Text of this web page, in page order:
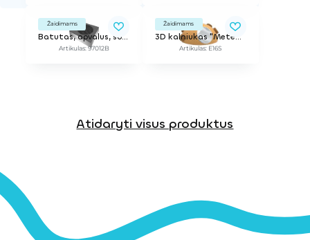
Žaidimams
Batutas, apvalus, šokinėjimo erdvė D=1,43m (rėmas 2x2m)
Artikulas: 97012B
Žaidimams
3D kalniukas "Meteoritas" su nerūdijančio plieno tuneliu
Artikulas: E16S
Atidaryti visus produktus